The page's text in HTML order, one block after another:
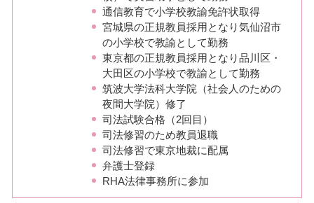
通信教育で小学校教諭免許状取得
宮城県の正規教員採用となり気仙沼市
の小学校で教諭として勤務
東京都の正規教員採用となり品川区・
大田区の小学校で教諭として勤務
筑波大学法科大学院（社会人のための
夜間大学院）修了
司法試験合格（2回目）
司法修習のため教員退職
司法修習で東京地裁に配属
弁護士登録
RHA法律事務所に参加